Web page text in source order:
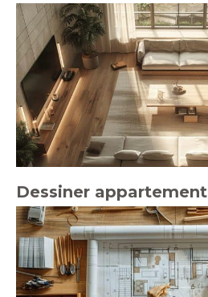
Dessiner appartement